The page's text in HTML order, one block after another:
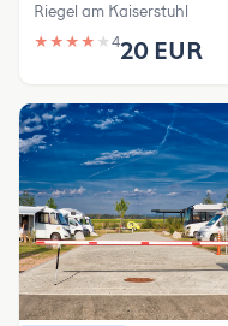
Riegel am Kaiserstuhl
★ ★ ★ ★ ★ 420 EUR